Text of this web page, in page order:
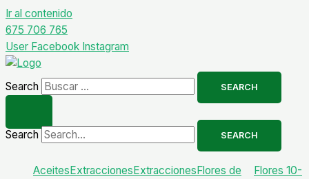
Ir al contenido
675 706 765
User Facebook Instagram
Search SEARCH
Search SEARCH
AceitesExtraccionesExtraccionesFlores de
Flores 10-